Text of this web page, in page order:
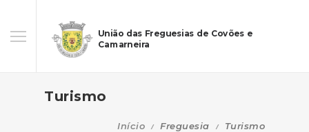
União das Freguesias de Covões e
Camarneira
Turismo
Início Freguesia Turismo